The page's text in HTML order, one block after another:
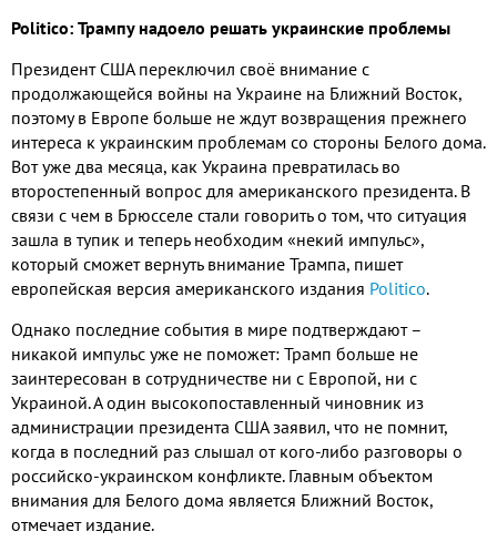
Politico: Трампу надоело решать украинские проблемы
Президент США переключил своё внимание с
продолжающейся войны на Украине на Ближний Восток,
поэтому в Европе больше не ждут возвращения прежнего
интереса к украинским проблемам со стороны Белого дома.
Вот уже два месяца, как Украина превратилась во
второстепенный вопрос для американского президента. В
связи с чем в Брюсселе стали говорить о том, что ситуация
зашла в тупик и теперь необходим «некий импульс»,
который сможет вернуть внимание Трампа, пишет
европейская версия американского издания Politico.
Однако последние события в мире подтверждают –
никакой импульс уже не поможет: Трамп больше не
заинтересован в сотрудничестве ни с Европой, ни с
Украиной.А один высокопоставленный чиновник из
администрации президента США заявил, что не помнит,
когда в последний раз слышал от кого-либо разговоры о
российско-украинском конфликте. Главным объектом
внимания для Белого дома является Ближний Восток,
отмечает издание.